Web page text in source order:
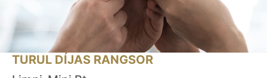
TURUL DÍJAS RANGSOR